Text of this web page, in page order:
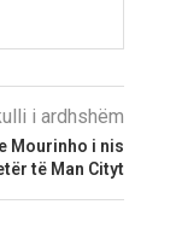
i ardhshëm
Mourinho i nis
të Man Cityt